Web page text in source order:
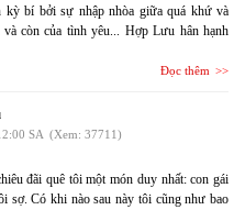
kỳ bí bởi sự nhập nhòa giữa quá khứ và
còn của tình yêu... Hợp Lưu hân hạnh
Đọc thêm
SA (Xem: 37711)
đãi quê tôi một món duy nhất: con gái
sợ. Có khi nào sau này tôi cũng như bao